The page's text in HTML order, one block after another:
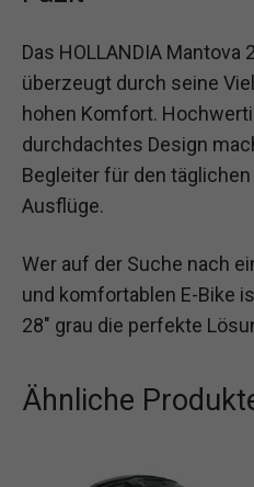
Das HOLLANDIA Mantova
überzeugt durch seine
hohen Komfort.
durchdachtes Design
Begleiter für den
Ausflüge.
Wer auf der Suche nach
und komfortablen E-Bike
28″ grau die perfekte
Ähnliche